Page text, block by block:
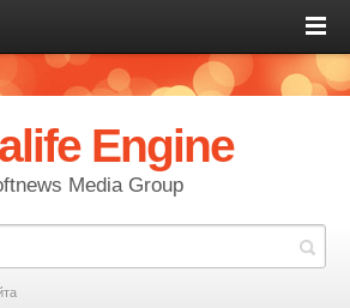
Engine
Media Group